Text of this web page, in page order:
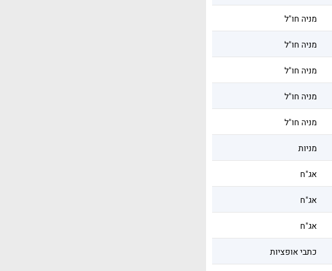
מניה חו"ל
מניה חו"ל
מניה חו"ל
מניה חו"ל
מניה חו"ל
מניות
אג"ח
אג"ח
אג"ח
כתבי אופציות